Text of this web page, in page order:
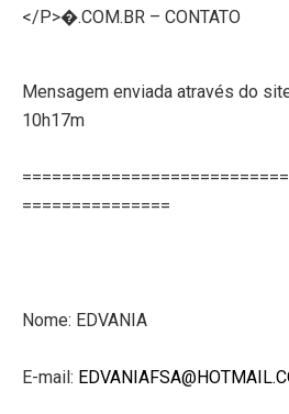
</P>�.COM.BR – CONTATO
Mensagem enviada através do
10h17m
===============
Nome: EDVANIA
E-mail: